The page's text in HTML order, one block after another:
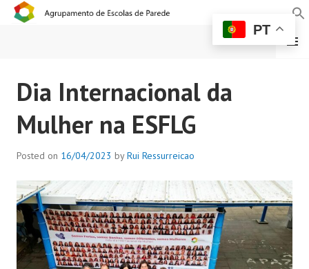
AGRUPAMENTO DE
ESCOLAS DE PAREDE
MENU
Dia Internacional da
Mulher na ESFLG
Posted on 16/04/2023 byRui Ressurreicao
PT